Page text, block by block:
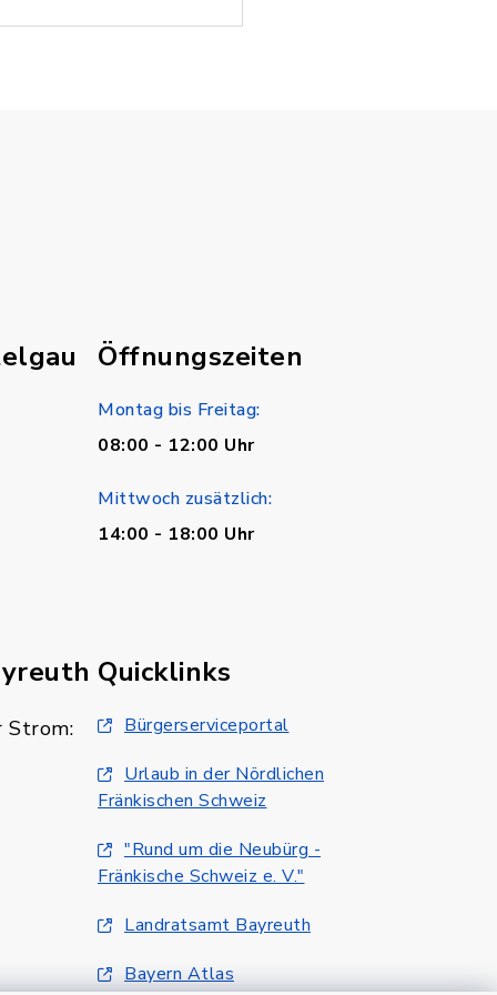
Öffnungszeiten
Montag bis Freitag:
08:00 - 12:00 Uhr
Mittwoch zusätzlich:
14:00 - 18:00 Uhr
Strom:
Quicklinks
Bürgerserviceportal
Urlaub in der Nördlichen
Fränkischen Schweiz
"Rund um die Neubürg -
Fränkische Schweiz e. V."
Landratsamt Bayreuth
Bayern Atlas